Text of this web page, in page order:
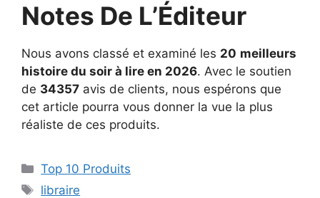
Notes De L’Éditeur
Nous avons classé et examiné les 20 meilleurs
histoire du soir à lire en 2026. Avec le soutien
de 34357 avis de clients, nous espérons que
cet article pourra vous donner la vue la plus
réaliste de ces produits.
Top 10 Produits
libraire